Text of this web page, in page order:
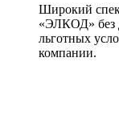
Широкий
«ЭЛКОД» без
льготных
компании.